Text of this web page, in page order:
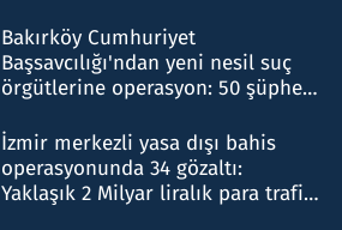
Bakırköy Cumhuriyet
Başsavcılığı'ndan yeni nesil suç
örgütlerine operasyon: 50 şüpheli
İzmir merkezli yasa dışı bahis
operasyonunda 34 gözaltı:
Yaklaşık 2 Milyar liralık para trafiği